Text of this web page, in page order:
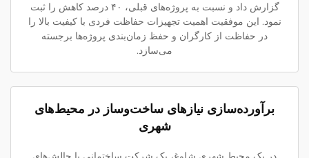
گزارش داد و نسبت به پروژه‌های قبلی، ۴۰ درصد کاهش را ثبت
نمود. این موفقیت اهمیت تجهیزات حفاظت فردی با کیفیت بالا را
در حفاظت از کارگران و حفظ زمان‌بندی پروژه‌ها برجسته
می‌سازد.
برآورده‌سازی نیازهای ساخت‌وساز در محیط‌های
شهری